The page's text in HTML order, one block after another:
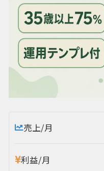
売上/月
利益/月